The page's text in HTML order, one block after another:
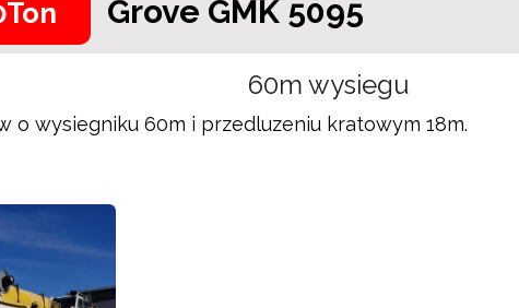
Grove GMK 5095
60m wysiegu
o wysiegniku 60m i przedluzeniu kratowym 18m.